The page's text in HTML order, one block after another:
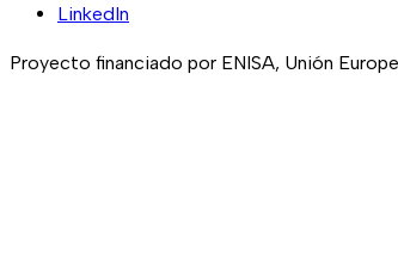
LinkedIn
Proyecto financiado por ENISA, Unión